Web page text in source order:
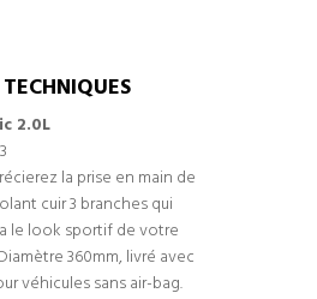
2.0L
la prise en main de
cuir 3 branches qui
le look sportif de votre
360mm, livré avec
véhicules sans air-bag.